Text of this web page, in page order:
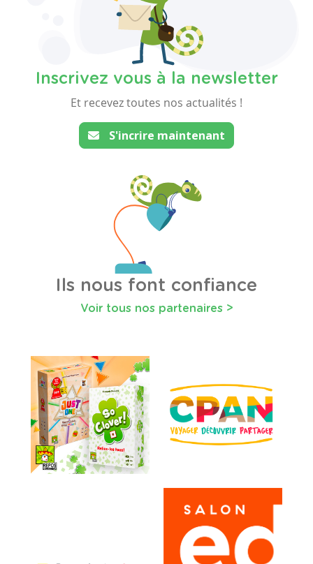
Inscrivez vous à la newsletter
Et recevez toutes nos actualités !
S'incrire maintenant
Ils nous font confiance
Voir tous nos partenaires >